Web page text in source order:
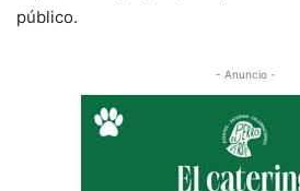
público.
- Anuncio -